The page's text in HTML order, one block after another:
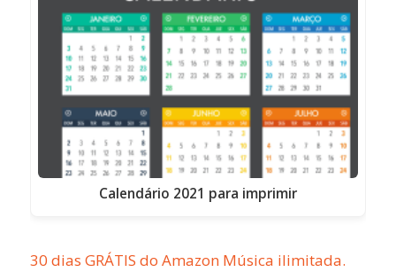
Calendário 2021 para imprimir
30 dias GRÁTIS do Amazon Música ilimitada.